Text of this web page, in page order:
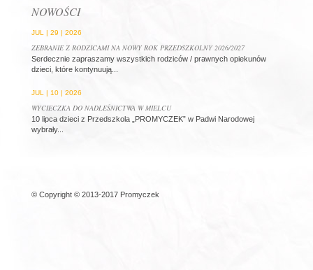
NOWOŚCI
JUL | 29 | 2026
ZEBRANIE Z RODZICAMI NA NOWY ROK PRZEDSZKOLNY 2026/2027
Serdecznie zapraszamy wszystkich rodziców / prawnych opiekunów
dzieci, które kontynuują...
JUL | 10 | 2026
WYCIECZKA DO NADLEŚNICTWA W MIELCU
10 lipca dzieci z Przedszkola „PROMYCZEK” w Padwi Narodowej
wybrały...
© Copyright © 2013-2017 Promyczek